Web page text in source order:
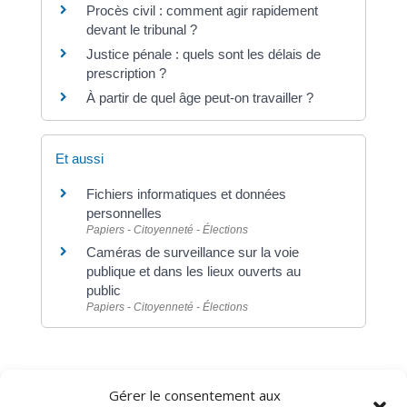
Gérer le consentement aux
Procès civil : comment agir rapidement
devant le tribunal ?
Justice pénale : quels sont les délais de
prescription ?
À partir de quel âge peut-on travailler ?
Et aussi
Fichiers informatiques et données
personnelles
Papiers - Citoyenneté - Élections
Caméras de surveillance sur la voie
publique et dans les lieux ouverts au
public
Papiers - Citoyenneté - Élections
Direction de l'information légale et administrative